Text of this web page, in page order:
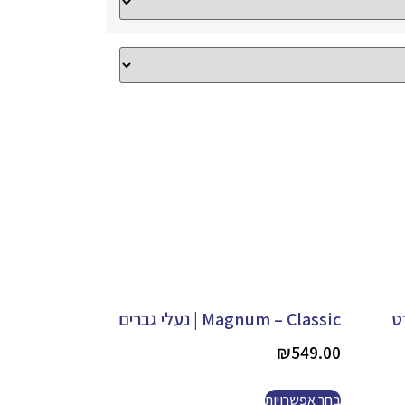
Magnum – Classic | נעלי גברים
₪549.00
בחר אפשרויות